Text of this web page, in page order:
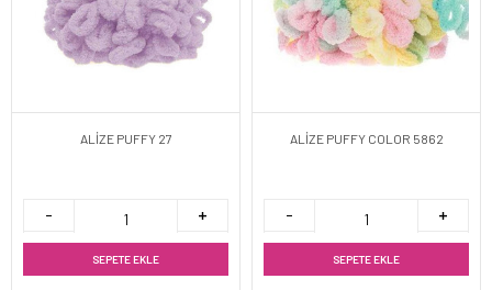
ALİZE PUFFY 27
SEPETE EKLE
ALİZE PUFFY COLOR 5862
SEPETE EKLE